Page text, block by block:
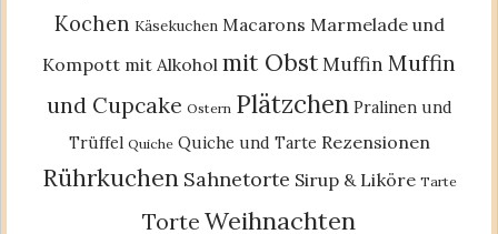
Kochen Käsekuchen Macarons Marmelade und
Kompott mit Alkohol mit ObstMuffin Muffin
und Cupcake Ostern Plätzchen Pralinen und
Trüffel Quiche Quiche und Tarte Rezensionen
Rührkuchen Sahnetorte Sirup & Liköre Tarte
Torte Weihnachten